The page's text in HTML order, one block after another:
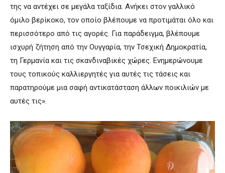
της να αντέχει σε μεγάλα ταξίδια. Ανήκει στον γαλλικό
όμιλο βερίκοκο, τον οποίο βλέπουμε να προτιμάται όλο και
περισσότερο από τις αγορές. Για παράδειγμα, βλέπουμε
ισχυρή ζήτηση από την Ουγγαρία, την Τσεχική Δημοκρατία,
τη Γερμανία και τις σκανδιναβικές χώρες. Ενημερώνουμε
τους τοπικούς καλλιεργητές για αυτές τις τάσεις και
παρατηρούμε μια σαφή αντικατάσταση άλλων ποικιλιών με
αυτές τις».